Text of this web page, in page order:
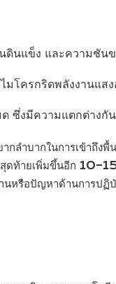
ดินแข็ง และความชั
ครกริดพลังงานแส
ซึ่งมีความแตกต่างกั
กลำบากในการเข้าถึง
ายเพิ่มขึ้นอีก
านหรือปัญหาด้านการป